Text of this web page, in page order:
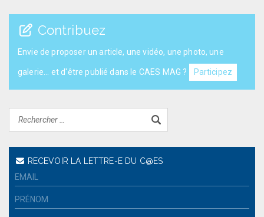
Contribuez
Envie de proposer un article, une vidéo, une photo, une
galerie... et d'être publié dans le CAES MAG ? Participez
RECEVOIR LA LETTRE-E DU C@ES